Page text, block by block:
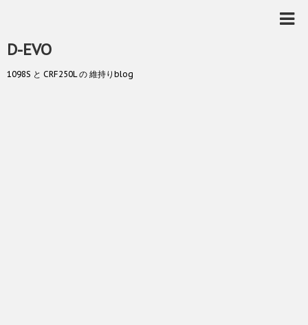
D-EVO
1098S と CRF250L の 維持りblog